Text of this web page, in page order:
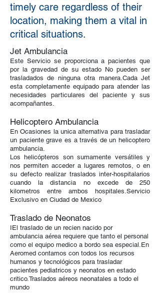
timely care regardless of their
location, making them a vital in
critical situations.
Jet Ambulancia
Este Servicio se proporciona a pacientes que
por la gravedad de su estado No pueden ser
trasladados de ninguna otra manera.Cada Jet
esta completamente equipado para atender las
necesidades particulares del paciente y sus
acompañantes.
Helicoptero Ambulancia
En Ocasiones la unica alternativa para trasladar
un paciente grave es a través de un helicoptero
ambulancia.
Los helicópteros son sumamente versátiles y
nos permiten acceder a lugares remotos, o en
su defecto realizar traslados inter-hospitalarios
cuando la distancia no excede de 250
kilometros entre ambos hospitales.Servicio
Exclusivo en Ciudad de Mexico
Traslado de Neonatos
​IEl traslado de un recien nacido por
ambulancia aérea requiere que tanto el personal
como el equipo medico a bordo sea especial.En
Aeromed contamos con todos los recursos
humanos y tecnológicos para trasladar
pacientes pediatricos y neonatos en estado
critico.Traslados aéreos neonatales a todo el
mundo